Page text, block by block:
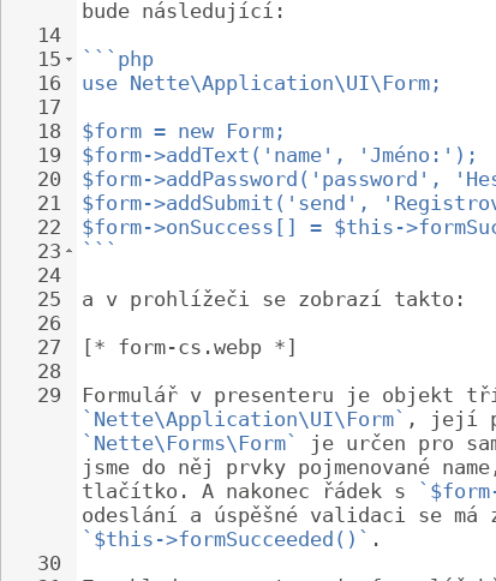
14
15
16
17
18
19
20
21
22
23
24
25
26
27
28
29
30
bude následující:
```php
use Nette\Application\UI\Form;
$form = new Form;
$form->addText('name', 'Jméno:');
$form->addPassword('password',
$form->addSubmit('send',
$form->onSuccess[] = $this-
```
a v prohlížeči se zobrazí takto:
[* form-cs.webp *]
Formulář v presenteru je objekt
`Nette\Application\UI\Form` , její
`Nette\Forms\Form`
je určen pro
jsme do něj prvky pojmenované
tlačítko. A nakonec řádek s
odeslání a úspěšné validaci se má
`$this->formSucceeded()` .